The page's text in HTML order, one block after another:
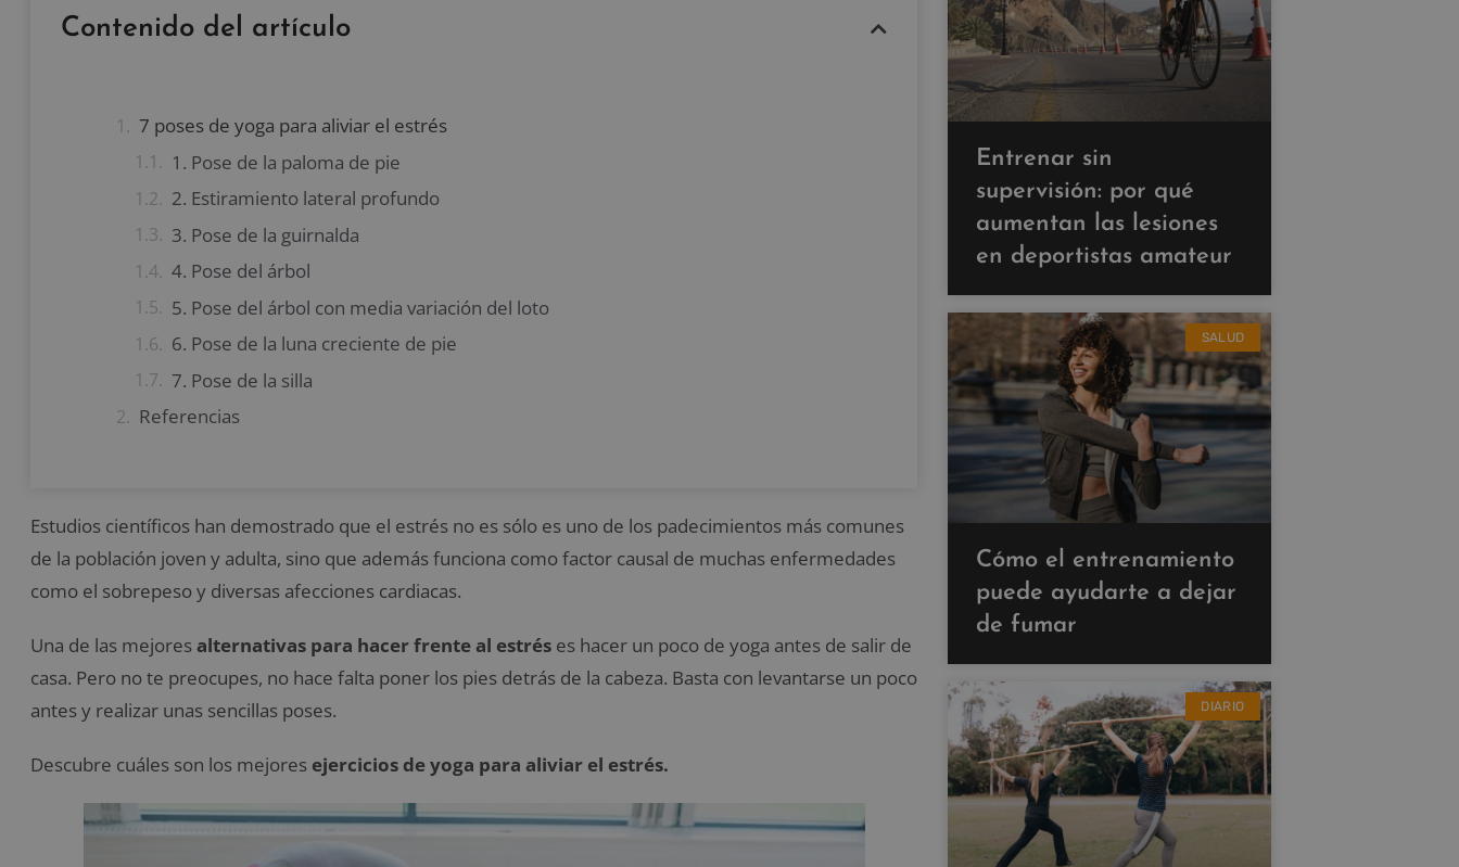
Contenido del artículo
7 poses de yoga para aliviar el estrés
1. Pose de la paloma de pie
2. Estiramiento lateral profundo
3. Pose de la guirnalda
4. Pose del árbol
5. Pose del árbol con media variación del loto
6. Pose de la luna creciente de pie
7. Pose de la silla
Referencias
Estudios científicos han demostrado que el estrés no es sólo es uno de los padecimientos más comunes
de la población joven y adulta, sino que además funciona como factor causal de muchas enfermedades
como el sobrepeso y diversas afecciones cardiacas.
Una de las mejores alternativas para hacer frente al estrés es hacer un poco de yoga antes de salir de
casa. Pero no te preocupes, no hace falta poner los pies detrás de la cabeza. Basta con levantarse un poco
antes y realizar unas sencillas poses.
Descubre cuáles son los mejores ejercicios de yoga para aliviar el estrés.
Entrenar sin
supervisión: por qué
aumentan las lesiones
en deportistas amateur
SALUD
Cómo el entrenamiento
puede ayudarte a dejar
de fumar
DIARIO